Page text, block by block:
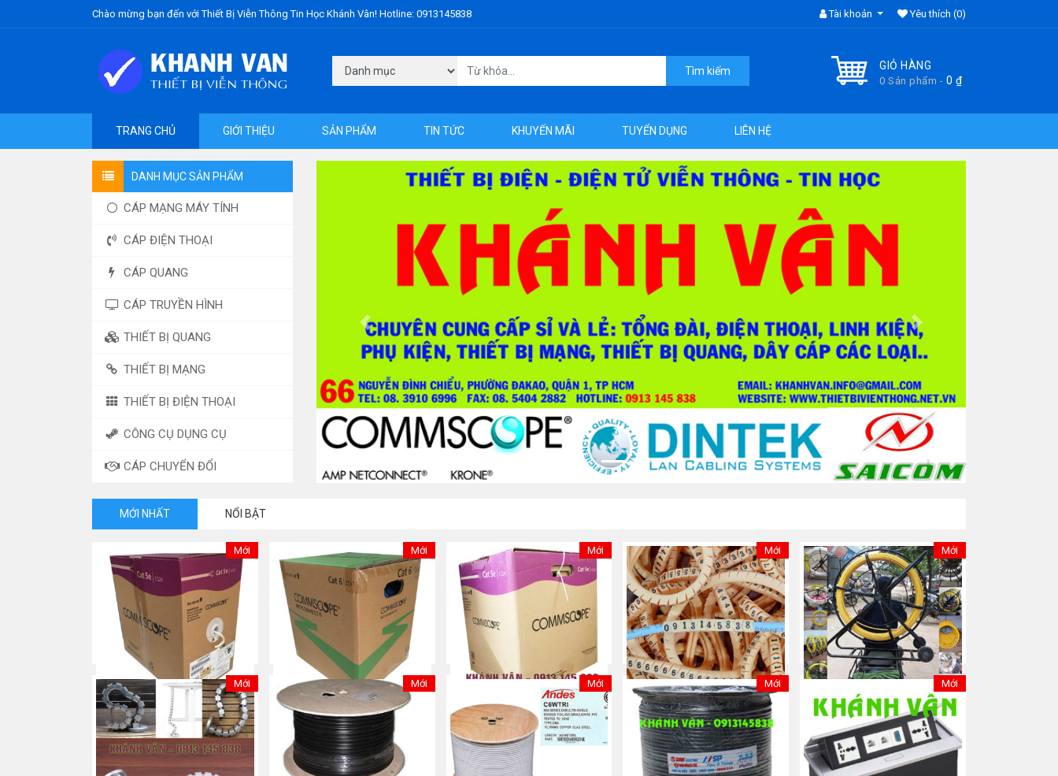
Chào mừng bạn đến với Thiết Bị Viễn Thông Tin Học Khánh Vân! Hotline: 0913145838 Tài khoản Yêu thích (0)
GIỎ HÀNG
0 Sản phẩm - 0 ₫
Tìm kiếm
TRANG CHỦ GIỚI THIỆU SẢN PHẨM TIN TỨC KHUYẾN MÃI TUYỂN DỤNG LIÊN HỆ
DANH MỤC SẢN PHẨM
CÁP MẠNG MÁY TÍNH
CÁP ĐIỆN THOẠI
CÁP QUANG
CÁP TRUYỀN HÌNH
THIẾT BỊ QUANG
THIẾT BỊ MẠNG
THIẾT BỊ ĐIỆN THOẠI
CÔNG CỤ DỤNG CỤ
CÁP CHUYỂN ĐỔI
Previous Next
MỚI NHẤT NỔI BẬT
Mới
NEW – Cáp mạng Cat5e UTP
COMMSCOPE
Mua ngay
Mới
NEW – Cáp mạng
Commscope/AMP CAT 6
Mua ngay
Mới
NEW-Cáp mạng Commscope
Cat 5e chống nhiễu (STP)
Mua ngay
Mới
Bộ số/chữ/ Vòng đánh số dây
mạng cao su CAT5E CAT6
Mua ngay
Mới
Ghi kéo/luồn cáp SỈ/LẺ
Mua ngay
Mới Mới Mới Mới Mới